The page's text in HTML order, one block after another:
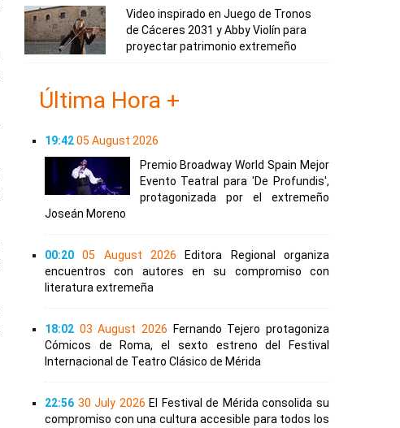
Video inspirado en Juego de Tronos
de Cáceres 2031 y Abby Violín para
proyectar patrimonio extremeño
Última Hora +
19:4205 August 2026
Premio Broadway World Spain Mejor
Evento Teatral para 'De Profundis',
protagonizada por el extremeño
Joseán Moreno
00:20 05 August 2026
Editora Regional organiza
encuentros con autores en su compromiso con
literatura extremeña
18:02 03 August 2026
Fernando Tejero protagoniza
Cómicos de Roma, el sexto estreno del Festival
Internacional de Teatro Clásico de Mérida
22:56 30 July 2026 El Festival de Mérida consolida su
compromiso con una cultura accesible para todos los